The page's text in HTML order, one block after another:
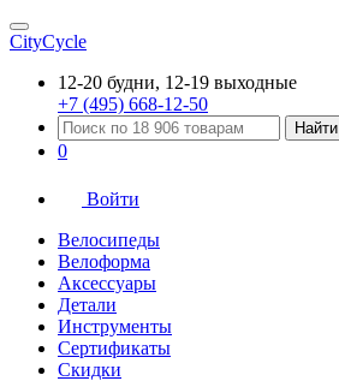
CityCycle
12-20 будни, 12-19 выходные
+7 (495) 668-12-50
Найти
0
Войти
Велосипеды
Велоформа
Аксессуары
Детали
Инструменты
Сертификаты
Скидки